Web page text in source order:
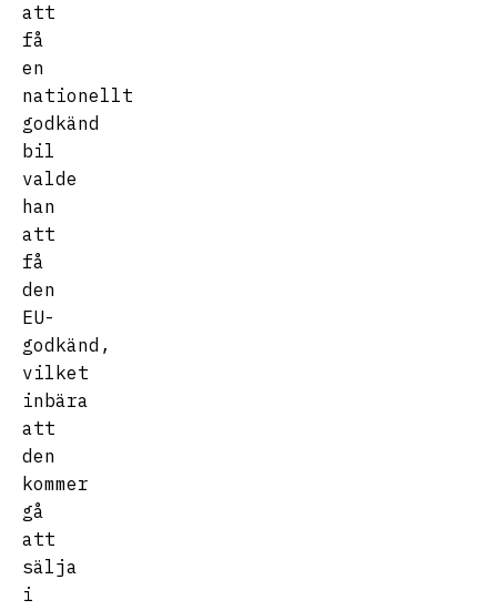
att
få
en
nationellt
godkänd
bil
valde
han
att
få
den
EU-
godkänd,
vilket
inbära
att
den
kommer
gå
att
sälja
i